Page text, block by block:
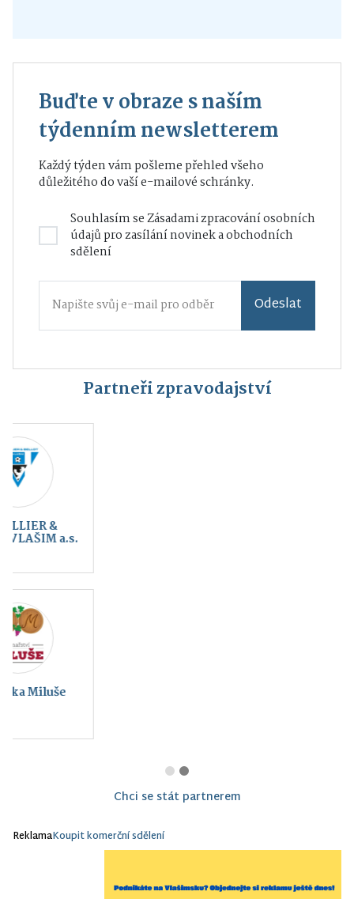
Buďte v obraze s naším
týdenním newsletterem
Každý týden vám pošleme přehled všeho
důležitého do vaší e-mailové schránky.
Souhlasím seZásadami zpracování osobních
údajůpro zasílání novinek a obchodních
sdělení
Odeslat
Partneři zpravodajství
Kraj blanických
rytířů, z.s.
Chci se stát partnerem
ReklamaKoupit komerční sdělení